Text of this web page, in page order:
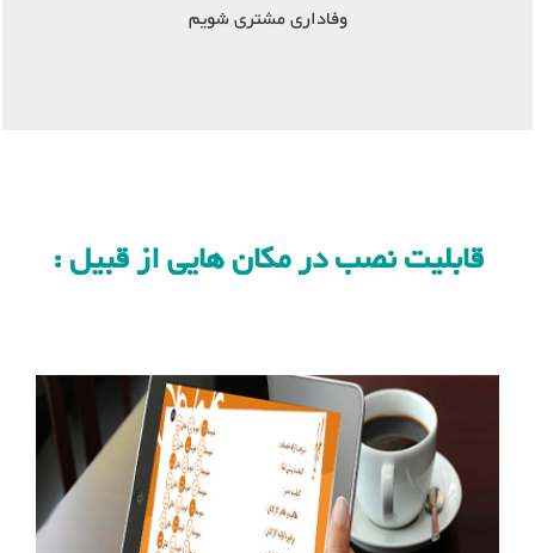
وفاداری مشتری شویم
قابلیت نصب در مکان هایی از قبیل :